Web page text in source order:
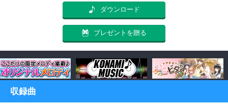
ダウンロード
プレゼントを贈る
収録曲